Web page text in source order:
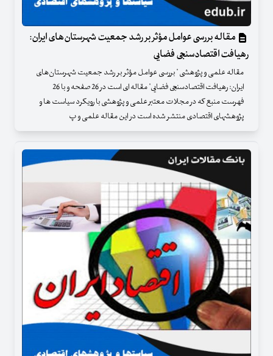
مقاله بررسی عوامل مؤثر بر رشد جمعیت شهرستان‌های ایران:
رهیافت اقتصادسنجی فضایی
مقاله علمی و پژوهشی " بررسی عوامل مؤثر بر رشد جمعیت شهرستان‌های
ایران: رهیافت اقتصادسنجی فضایی" مقاله ای است در 26 صفحه و با 26
فهرست منبع که در مجلات معتبر علمی و پژوهشی با رویکرد سیاست ها و
پژوهشهای اقتصادی منتشر شده است در این مقاله علمی و پ